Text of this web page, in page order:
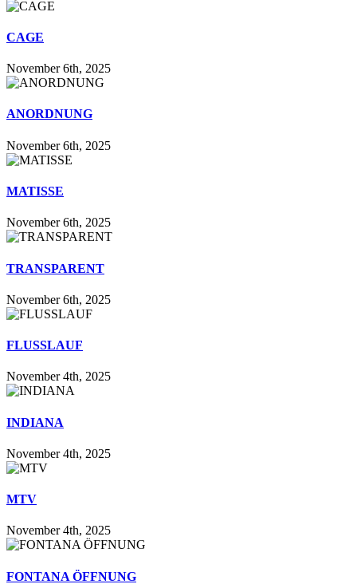
CAGE
November 6th, 2025
ANORDNUNG
November 6th, 2025
MATISSE
November 6th, 2025
TRANSPARENT
November 6th, 2025
FLUSSLAUF
November 4th, 2025
INDIANA
November 4th, 2025
MTV
November 4th, 2025
FONTANA ÖFFNUNG